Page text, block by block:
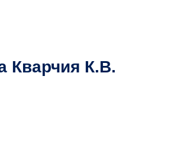
Кварчия К.В.